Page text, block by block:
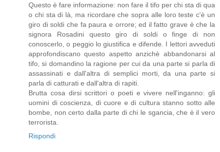
Questo è fare informazione: non fare il tifo per chi sta di qua
o chi sta di là, ma ricordare che sopra alle loro teste c'è un
giro di soldi che fa paura e orrore; ed il fatto grave è che la
signora Rosadini questo giro di soldi o finge di non
conoscerlo, o peggio lo giustifica e difende. I lettori avveduti
approfondiscano questo aspetto anzichè abbandonarsi al
tifo, si domandino la ragione per cui da una parte si parla di
assassinati e dall'altra di semplici morti, da una parte si
parla di catturati e dall'altra di rapiti.
Brutta cosa dirsi scrittori o poeti e vivere nell'inganno: gli
uomini di coscienza, di cuore e di cultura stanno sotto alle
bombe, non certo dalla parte di chi le sgancia, che è il vero
terrorista.
Rispondi